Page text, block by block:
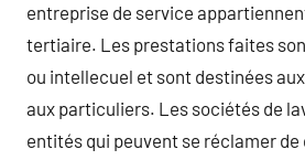
entreprise de service
tertiaire. Les prestations faites
ou intellecuel et sont destinées
aux particuliers. Les sociétés de
entités qui peuvent se réclamer de